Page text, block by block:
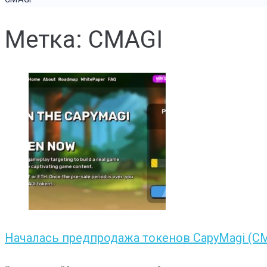
Метка: CMAGI
Началась предпродажа токенов CapyMagi